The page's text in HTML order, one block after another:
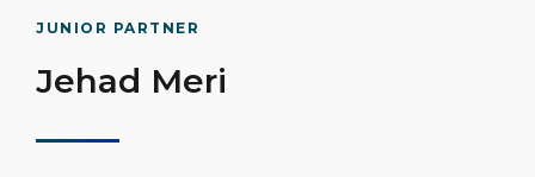
JUNIOR PARTNER
Jehad Meri